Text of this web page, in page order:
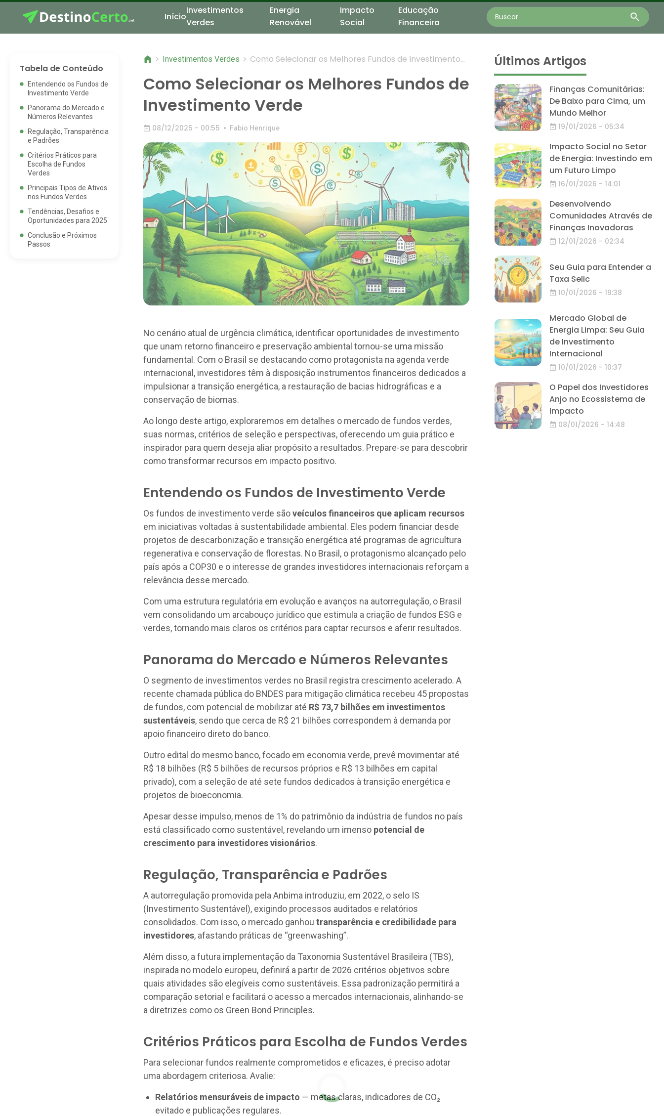
Início
Investimentos
Verdes
Energia
Renovável
Impacto
Social
Educação
Financeira
Tabela de Conteúdo
Entendendo os Fundos de
Investimento Verde
Panorama do Mercado e
Números Relevantes
Regulação, Transparência
e Padrões
Critérios Práticos para
Escolha de Fundos
Verdes
Principais Tipos de Ativos
nos Fundos Verdes
Tendências, Desafios e
Oportunidades para 2025
Conclusão e Próximos
Passos
> Investimentos Verdes > Como Selecionar os Melhores Fundos de Investimento
Como Selecionar os Melhores Fundos de
Investimento Verde
08/12/2025 - 00:55 • Fabio Henrique
No cenário atual de urgência climática, identificar oportunidades de investimento
que unam retorno financeiro e preservação ambiental tornou-se uma missão
fundamental. Com o Brasil se destacando como protagonista na agenda verde
internacional, investidores têm à disposição instrumentos financeiros dedicados a
impulsionar a transição energética, a restauração de bacias hidrográficas e a
conservação de biomas.
Ao longo deste artigo, exploraremos em detalhes o mercado de fundos verdes,
suas normas, critérios de seleção e perspectivas, oferecendo um guia prático e
inspirador para quem deseja aliar propósito a resultados. Prepare-se para descobrir
como transformar recursos em impacto positivo.
Entendendo os Fundos de Investimento Verde
Os fundos de investimento verde sãoveículos financeiros que aplicam recursos
em iniciativas voltadas à sustentabilidade ambiental. Eles podem financiar desde
projetos de descarbonização e transição energética até programas de agricultura
regenerativa e conservação de florestas. No Brasil, o protagonismo alcançado pelo
país após a COP30 e o interesse de grandes investidores internacionais reforçam a
relevância desse mercado.
Com uma estrutura regulatória em evolução e avanços na autorregulação, o Brasil
vem consolidando um arcabouço jurídico que estimula a criação de fundos ESG e
verdes, tornando mais claros os critérios para captar recursos e aferir resultados.
Panorama do Mercado e Números Relevantes
O segmento de investimentos verdes no Brasil registra crescimento acelerado. A
recente chamada pública do BNDES para mitigação climática recebeu 45 propostas
de fundos, com potencial de mobilizar até R$ 73,7 bilhões em investimentos
sustentáveis, sendo que cerca de R$ 21 bilhões correspondem à demanda por
apoio financeiro direto do banco.
Outro edital do mesmo banco, focado em economia verde, prevê movimentar até
R$ 18 bilhões (R$ 5 bilhões de recursos próprios e R$ 13 bilhões em capital
privado), com a seleção de até sete fundos dedicados à transição energética e
projetos de bioeconomia.
Apesar desse impulso, menos de 1% do patrimônio da indústria de fundos no país
está classificado como sustentável, revelando um imenso potencial de
crescimento para investidores visionários.
Regulação, Transparência e Padrões
A autorregulação promovida pela Anbima introduziu, em 2022, o selo IS
(Investimento Sustentável), exigindo processos auditados e relatórios
consolidados. Com isso, o mercado ganhou transparência e credibilidade para
investidores, afastando práticas de “greenwashing”.
Além disso, a futura implementação da Taxonomia Sustentável Brasileira (TBS),
inspirada no modelo europeu, definirá a partir de 2026 critérios objetivos sobre
quais atividades são elegíveis como sustentáveis. Essa padronização permitirá a
comparação setorial e facilitará o acesso a mercados internacionais, alinhando-se
a diretrizes como os Green Bond Principles.
Critérios Práticos para Escolha de Fundos Verdes
Para selecionar fundos realmente comprometidos e eficazes, é preciso adotar
uma abordagem criteriosa. Avalie:
Relatórios mensuráveis de impacto — metas claras, indicadores de CO₂
evitado e publicações regulares.
Últimos Artigos
Finanças Comunitárias:
De Baixo para Cima, um
Mundo Melhor
19/01/2026 - 05:34
Impacto Social no Setor
de Energia: Investindo em
um Futuro Limpo
16/01/2026 - 14:01
Desenvolvendo
Comunidades Através de
Finanças Inovadoras
12/01/2026 - 02:34
Seu Guia para Entender a
Taxa Selic
10/01/2026 - 19:38
Mercado Global de
Energia Limpa: Seu Guia
de Investimento
Internacional
10/01/2026 - 10:37
O Papel dos Investidores
Anjo no Ecossistema de
Impacto
08/01/2026 - 14:48